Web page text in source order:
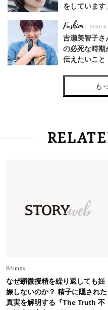
をしています
Fashion
吉瀬美智子さ
の必死な時
伝えたいこと
Fashion
【40代コン
Lifestyle
「お若いです
上野千鶴子先
【ジェンダー
Fashion
中村ゆりさん
Prtimes
なぜ顕微授精を繰り返しても妊
娠しないのか？ 精子に隠された
真実を解明する『The Truth 不